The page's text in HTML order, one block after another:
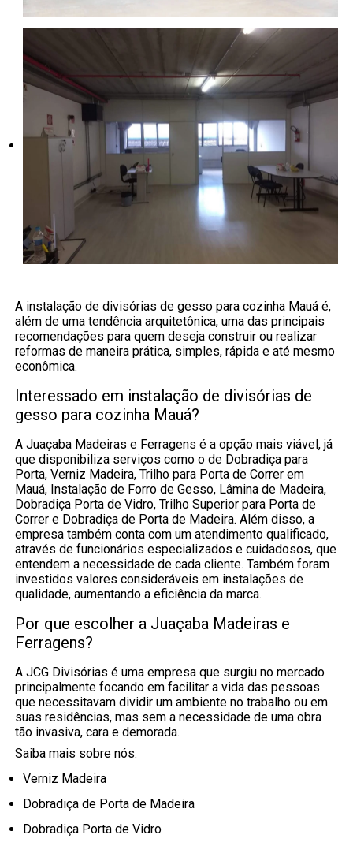
A instalação de divisórias de gesso para cozinha Mauá é,
além de uma tendência arquitetônica, uma das principais
recomendações para quem deseja construir ou realizar
reformas de maneira prática, simples, rápida e até mesmo
econômica.
Interessado em instalação de divisórias de
gesso para cozinha Mauá?
A Juaçaba Madeiras e Ferragens é a opção mais viável, já
que disponibiliza serviços como o de Dobradiça para
Porta, Verniz Madeira, Trilho para Porta de Correr em
Mauá, Instalação de Forro de Gesso, Lâmina de Madeira,
Dobradiça Porta de Vidro, Trilho Superior para Porta de
Correr e Dobradiça de Porta de Madeira. Além disso, a
empresa também conta com um atendimento qualificado,
através de funcionários especializados e cuidadosos, que
entendem a necessidade de cada cliente. Também foram
investidos valores consideráveis em instalações de
qualidade, aumentando a eficiência da marca.
Por que escolher a Juaçaba Madeiras e
Ferragens?
A JCG Divisórias é uma empresa que surgiu no mercado
principalmente focando em facilitar a vida das pessoas
que necessitavam dividir um ambiente no trabalho ou em
suas residências, mas sem a necessidade de uma obra
tão invasiva, cara e demorada.
Saiba mais sobre nós:
Verniz Madeira
Dobradiça de Porta de Madeira
Dobradiça Porta de Vidro